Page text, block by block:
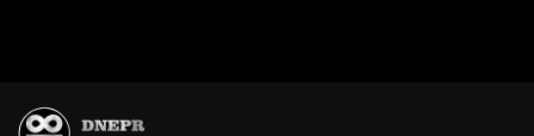
смесей Space Tea